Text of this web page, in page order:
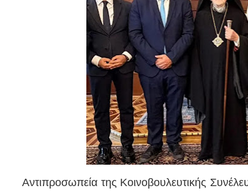
Αντιπροσωπεία της Κοινοβουλευτικής